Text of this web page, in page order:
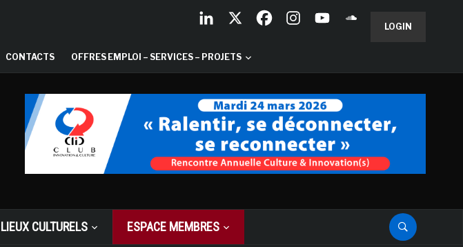
LOGIN
CONTACTS OFFRES EMPLOI – SERVICES – PROJETS
LIEUX CULTURELS ESPACE MEMBRES